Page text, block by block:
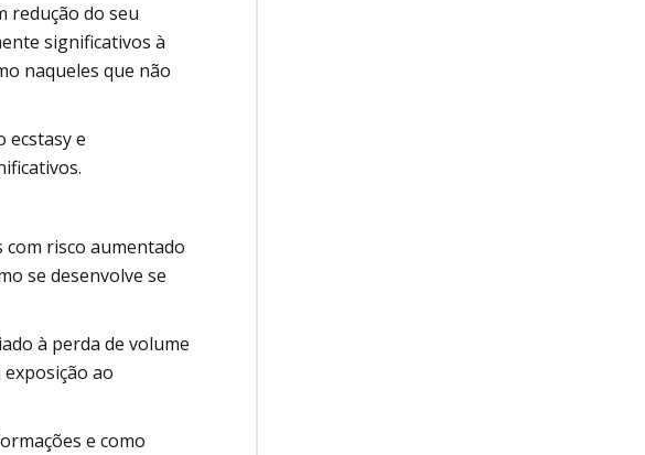
redução do seu
significativos à
naqueles que não
ecstasy e
risco aumentado
se desenvolve se
à perda de volume
ao
e como